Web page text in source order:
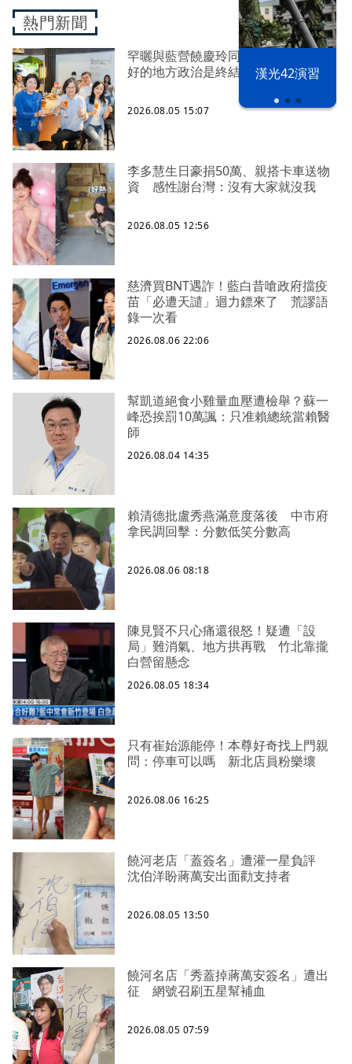
漢光42演習
熱門新聞
罕曬與藍營饒慶玲同框照 蔡英文：
好的地方政治是終結對立、彼此接力
2026.08.05 15:07
李多慧生日豪捐50萬、親搭卡車送物
資 感性謝台灣：沒有大家就沒我
2026.08.05 12:56
慈濟買BNT遇詐！藍白昔嗆政府擋疫
苗「必遭天譴」迴力鏢來了 荒謬語
錄一次看
2026.08.06 22:06
幫凱道絕食小雞量血壓遭檢舉？蘇一
峰恐挨罰10萬諷：只准賴總統當賴醫
師
2026.08.04 14:35
賴清德批盧秀燕滿意度落後 中市府
拿民調回擊：分數低笑分數高
2026.08.06 08:18
陳見賢不只心痛還很怒！疑遭「設
局」難消氣、地方拱再戰 竹北靠攏
白營留懸念
2026.08.05 18:34
只有崔始源能停！本尊好奇找上門親
問：停車可以嗎 新北店員粉樂壞
2026.08.06 16:25
饒河老店「蓋簽名」遭灌一星負評
沈伯洋盼蔣萬安出面勸支持者
2026.08.05 13:50
饒河名店「秀蓋掉蔣萬安簽名」遭出
征 網號召刷五星幫補血
2026.08.05 07:59